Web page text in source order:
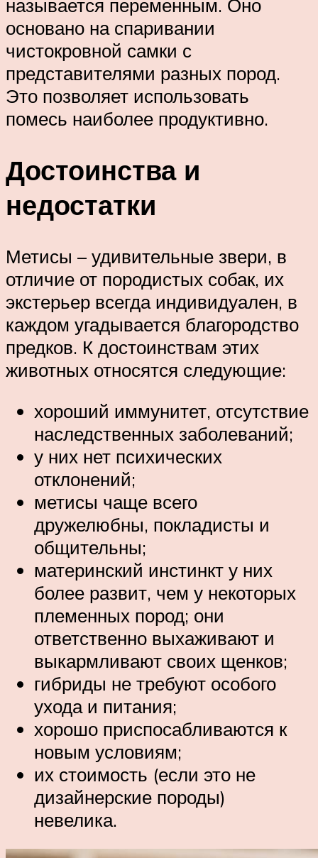
называется переменным. Оно
основано на спаривании
чистокровной самки с
представителями разных пород.
Это позволяет использовать
помесь наиболее продуктивно.
Достоинства и
недостатки
Метисы – удивительные звери, в
отличие от породистых собак, их
экстерьер всегда индивидуален, в
каждом угадывается благородство
предков. К достоинствам этих
животных относятся следующие:
хороший иммунитет, отсутствие
наследственных заболеваний;
у них нет психических
отклонений;
метисы чаще всего
дружелюбны, покладисты и
общительны;
материнский инстинкт у них
более развит, чем у некоторых
племенных пород; они
ответственно выхаживают и
выкармливают своих щенков;
гибриды не требуют особого
ухода и питания;
хорошо приспосабливаются к
новым условиям;
их стоимость (если это не
дизайнерские породы)
невелика.